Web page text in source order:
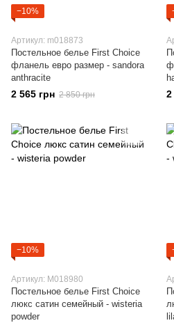
−10%
Артикул: m018873
Постельное белье First Choice
фланель евро размер - sandora
anthracite
2 565 грн 2 850 грн 2
−10%
Артикул: M018980
Постельное белье First Choice
люкс сатин семейный - wisteria
powder